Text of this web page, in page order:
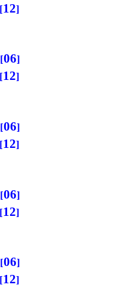
12
06
12
06
12
06
12
06
12